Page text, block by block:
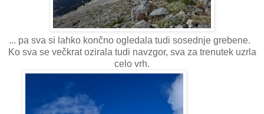
... pa sva si lahko končno ogledala tudi sosednje grebene.
Ko sva se večkrat ozirala tudi navzgor, sva za trenutek uzrla
celo vrh.